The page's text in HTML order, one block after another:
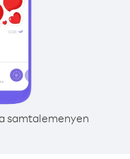
samtalemenyen